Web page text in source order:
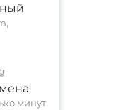
минут